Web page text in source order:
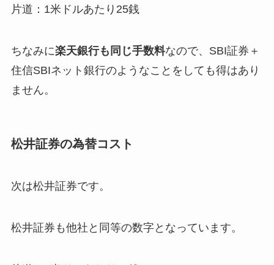
片道：1米ドルあたり25銭
ちなみに楽天銀行も同じ手数料なので、SBI証券＋
住信SBIネット銀行のようなことをしても得はあり
ません。
松井証券の為替コスト
次は松井証券です。
松井証券も他社と同等の数字となっています。